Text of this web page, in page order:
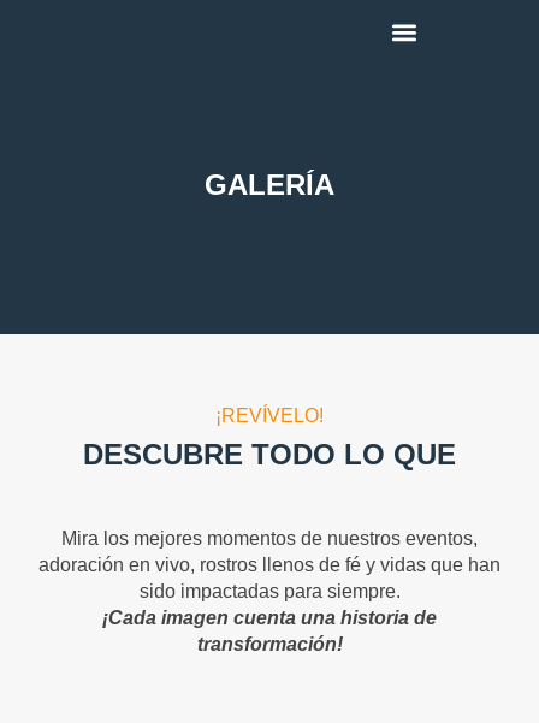
GALERÍA
¡REVÍVELO!
DESCUBRE TODO LO QUE
Mira los mejores momentos de nuestros eventos,
adoración en vivo, rostros llenos de fé y vidas que han
sido impactadas para siempre.
¡Cada imagen cuenta una historia de
transformación!